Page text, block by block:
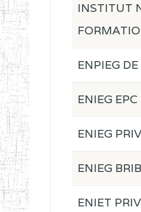
INSTITUT
ENPIEG
ENIEG EPC
ENIEG
ENIEG
ENIET